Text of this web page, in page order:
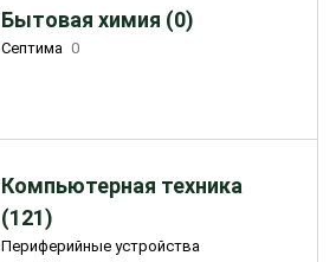
Бытовая химия (0)
Септима 0
Компьютерная техника
(121)
Периферийные устройства